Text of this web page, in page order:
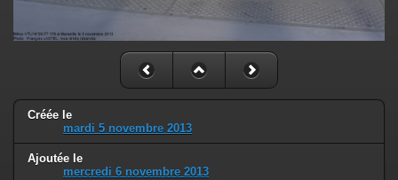
Créée le
mardi 5 novembre 2013
Ajoutée le
mercredi 6 novembre 2013